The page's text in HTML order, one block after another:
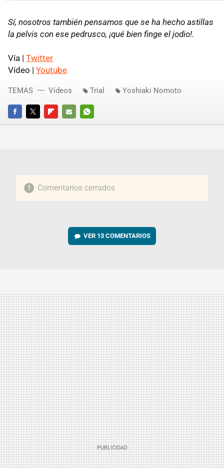
Sí, nosotros también pensamos que se ha hecho astillas
la pelvis con ese pedrusco, ¡qué bien finge el jodio!.
Vía | Twitter
Vídeo | Youtube
FACEBOOKTWITTERFLIPBOARD
E-
WHATSAPP
TEMAS Vídeos Trial Yoshiaki Nomoto
Comentarios cerrados
VER 13 COMENTARIOS